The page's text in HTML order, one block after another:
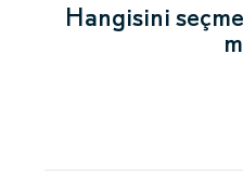
Hangisini